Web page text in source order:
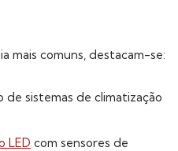
mais comuns, destacam-se:
sistemas de climatização
LED com sensores de